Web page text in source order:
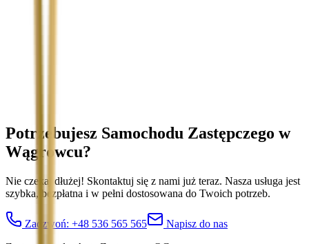
Potrzebujesz Samochodu Zastępczego w
Wągrowcu?
Nie czekaj dłużej! Skontaktuj się z nami już teraz. Nasza usługa jest
szybka, bezpłatna i w pełni dostosowana do Twoich potrzeb.
Zadzwoń: +48 536 565 565
Napisz do nas